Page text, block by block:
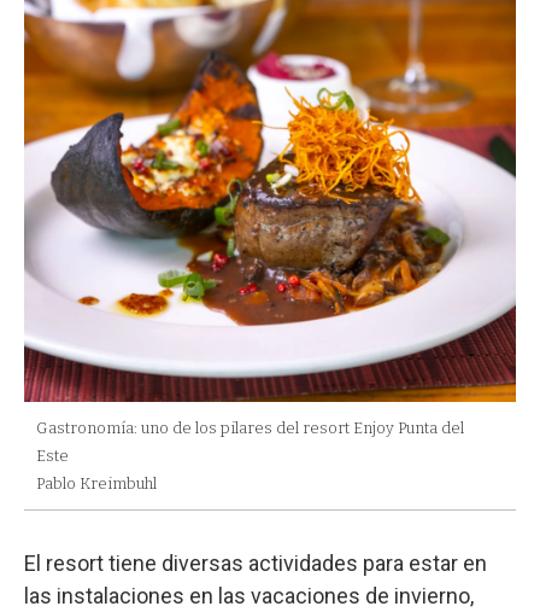
Gastronomía: uno de los pilares del resort Enjoy Punta del
Este
Pablo Kreimbuhl
El resort tiene diversas actividades para estar en
las instalaciones en las vacaciones de invierno,